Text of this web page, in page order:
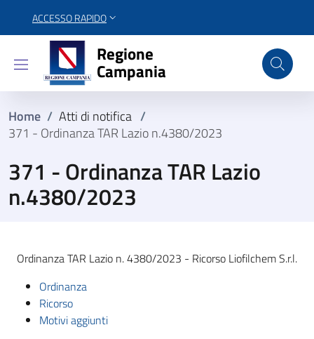
ACCESSO RAPIDO
Regione Campania
Regione
Campania
Home / Atti di notifica /
371 - Ordinanza TAR Lazio n.4380/2023
371 - Ordinanza TAR Lazio
n.4380/2023
Ordinanza TAR Lazio n. 4380/2023 - Ricorso Liofilchem S.r.l.
Ordinanza
Ricorso
Motivi aggiunti